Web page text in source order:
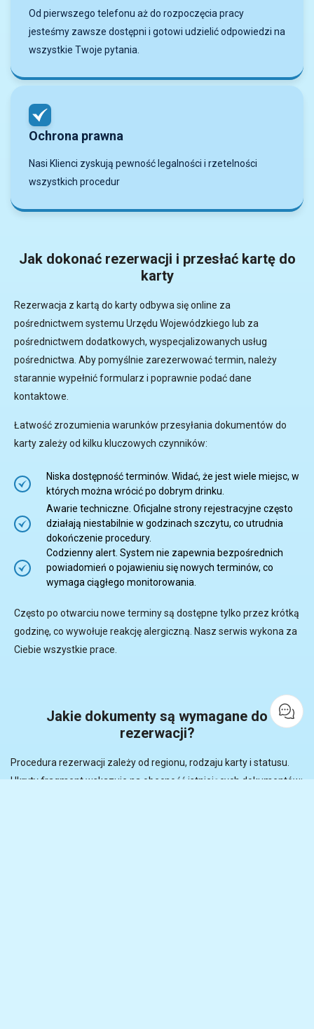
Od pierwszego telefonu aż do rozpoczęcia pracy
jesteśmy zawsze dostępni i gotowi udzielić odpowiedzi na
wszystkie Twoje pytania.
Ochrona prawna
Nasi Klienci zyskują pewność legalności i rzetelności
wszystkich procedur
Jak dokonać rezerwacji i przesłać kartę do
karty
Rezerwacja z kartą do karty odbywa się online za
pośrednictwem systemu Urzędu Wojewódzkiego lub za
pośrednictwem dodatkowych, wyspecjalizowanych usług
pośrednictwa. Aby pomyślnie zarezerwować termin, należy
starannie wypełnić formularz i poprawnie podać dane
kontaktowe.
Łatwość zrozumienia warunków przesyłania dokumentów do
karty zależy od kilku kluczowych czynników:
Niska dostępność terminów. Widać, że jest wiele miejsc, w
których można wrócić po dobrym drinku.
Awarie techniczne. Oficjalne strony rejestracyjne często
działają niestabilnie w godzinach szczytu, co utrudnia
dokończenie procedury.
Codzienny alert. System nie zapewnia bezpośrednich
powiadomień o pojawieniu się nowych terminów, co
wymaga ciągłego monitorowania.
Często po otwarciu nowe terminy są dostępne tylko przez krótką
godzinę, co wywołuje reakcję alergiczną. Nasz serwis wykona za
Ciebie wszystkie prace.
Jakie dokumenty są wymagane do
rezerwacji?
Procedura rezerwacji zależy od regionu, rodzaju karty i statusu.
Ukryty fragment wskazuje na obecność istniejących dokumentów: